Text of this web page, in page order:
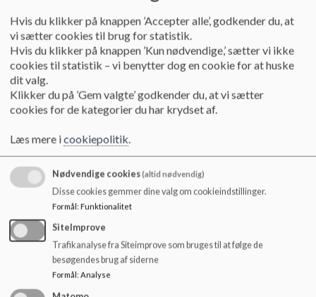
11. maj 2023
29. marts 2023
19. januar 2023
12. oktober 2022
29. august 2022
Hvis du klikker på knappen ’Accepter alle’, godkender du, at
vi sætter cookies til brug for statistik.
Hvis du klikker på knappen ’Kun nødvendige,’ sætter vi ikke
cookies til statistik – vi benytter dog en cookie for at huske
dit valg.
Klikker du på ’Gem valgte’ godkender du, at vi sætter
cookies for de kategorier du har krydset af.
Læs mere icookiepolitik.
Nødvendige cookies(altid nødvendig)
Disse cookies gemmer dine valg om cookieindstillinger.
Formål: Funktionalitet
SiteImprove
Trafikanalyse fra Siteimprove som bruges til at følge de
besøgendes brug af siderne
Formål : Analyse